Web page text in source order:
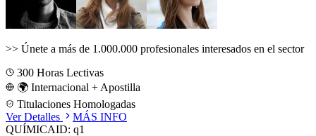
>> Únete a más de 1.000.000 profesionales interesados en el sector
300 Horas Lectivas
🌍 Internacional + Apostilla
Titulaciones Homologadas
Ver Detalles
MÁS INFO
QUÍMICAID: q1